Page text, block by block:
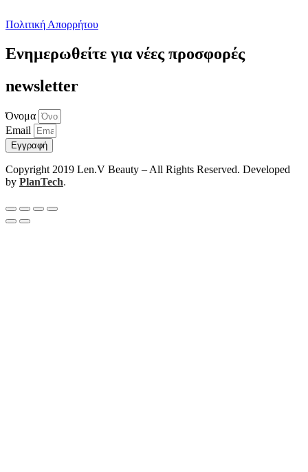
Πολιτική Απορρήτου
Ενημερωθείτε για νέες προσφορές
newsletter
Όνομα
Email
Εγγραφή
Copyright 2019 Len.V Beauty – All Rights Reserved. Developed
by PlanTech.